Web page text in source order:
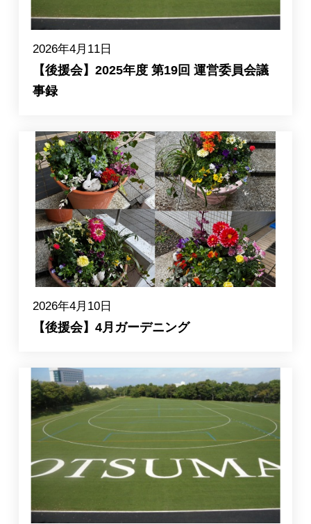
2026年4月11日
【後援会】2025年度 第19回 運営委員会議
事録
2026年4月10日
【後援会】4月ガーデニング